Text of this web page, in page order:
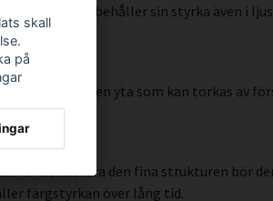
och behåller sin styrka även i
och en yta som kan torkas av
För att bevara den fina strukturen bör
färgstyrkan över lång tid.
skall
på